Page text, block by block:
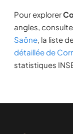
Pour explorer
angles,
Saône, la liste
détaillée de
statistiques